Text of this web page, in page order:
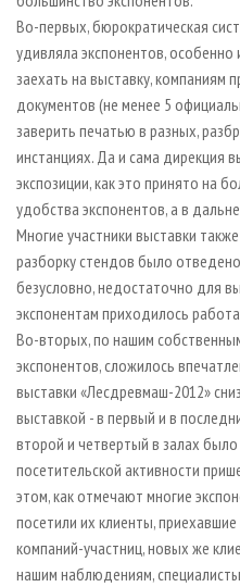
Во-первых, бюрократическая
удивляла экспонентов,
заехать на выставку,
документов (не менее 5
заверить печатью в разных,
инстанциях. Да и сама дирекция
экспозиции, как это принято на
удобства экспонентов, а в
Многие участники выставки
разборку стендов было
безусловно, недостаточно для
экспонентам приходилось
Во-вторых, по нашим
экспонентов, сложилось
выставки «Лесдревмаш-2012»
выставкой - в первый и в
второй и четвертый в залах
посетительской активности
этом, как отмечают многие
посетили их клиенты,
компаний-участниц, новых же
нашим наблюдениям,